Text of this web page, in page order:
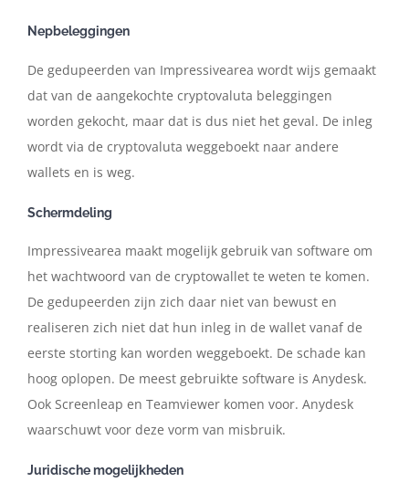
Nepbeleggingen
De gedupeerden van Impressivearea wordt wijs gemaakt
dat van de aangekochte cryptovaluta beleggingen
worden gekocht, maar dat is dus niet het geval. De inleg
wordt via de cryptovaluta weggeboekt naar andere
wallets en is weg.
Schermdeling
Impressivearea maakt mogelijk gebruik van software om
het wachtwoord van de cryptowallet te weten te komen.
De gedupeerden zijn zich daar niet van bewust en
realiseren zich niet dat hun inleg in de wallet vanaf de
eerste storting kan worden weggeboekt. De schade kan
hoog oplopen. De meest gebruikte software is Anydesk.
Ook Screenleap en Teamviewer komen voor. Anydesk
waarschuwt voor deze vorm van misbruik.
Juridische mogelijkheden